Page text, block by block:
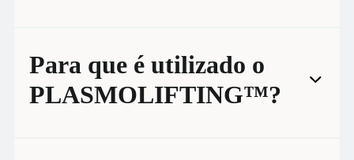
Para que é utilizado o
PLASMOLIFTING™?